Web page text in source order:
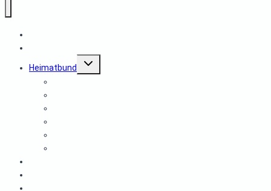
Heimatbund
Untermenü
umschalten